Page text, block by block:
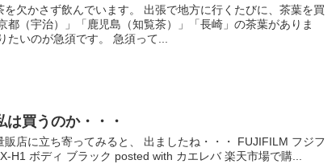
欠かさず飲んでいます。 出張で地方に行くたびに、茶葉を買
都（宇治）」「鹿児島（知覧茶）」「長崎」の茶葉がありま
いのが急須です。 急須って...
買うのか・・・
店に立ち寄ってみると、 出ましたね・・・ FUJIFILM フジフ
H1 ボディ ブラック posted with カエレバ 楽天市場で購...